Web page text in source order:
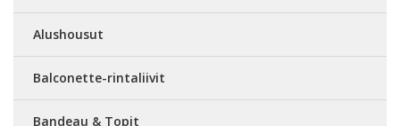
Alushousut
Balconette-rintaliivit
Bandeau & Topit